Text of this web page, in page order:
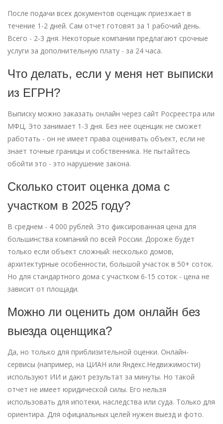
После подачи всех документов оценщик приезжает в
течение 1-2 дней. Сам отчет готовят за 1 рабочий день.
Всего - 2-3 дня. Некоторые компании предлагают срочные
услуги за дополнительную плату - за 24 часа.
Что делать, если у меня нет выписки
из ЕГРН?
Выписку можно заказать онлайн через сайт Росреестра или
МФЦ. Это занимает 1-3 дня. Без нее оценщик не сможет
работать - он не имеет права оценивать объект, если не
знает точные границы и собственника. Не пытайтесь
обойти это - это нарушение закона.
Сколько стоит оценка дома с
участком в 2025 году?
В среднем - 4 000 рублей. Это фиксированная цена для
большинства компаний по всей России. Дороже будет
только если объект сложный: несколько домов,
архитектурные особенности, большой участок в 50+ соток.
Но для стандартного дома с участком 6-15 соток - цена не
зависит от площади.
Можно ли оценить дом онлайн без
выезда оценщика?
Да, но только для приблизительной оценки. Онлайн-
сервисы (например, на ЦИАН или Яндекс.Недвижимости)
используют ИИ и дают результат за минуты. Но такой
отчет не имеет юридической силы. Его нельзя
использовать для ипотеки, наследства или суда. Только для
ориентира. Для официальных целей нужен выезд и фото.